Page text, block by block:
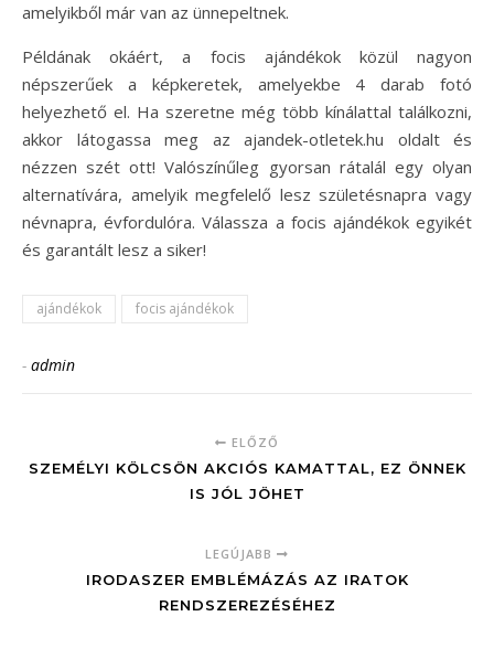
amelyikből már van az ünnepeltnek.
Példának okáért, a focis ajándékok közül nagyon
népszerűek a képkeretek, amelyekbe 4 darab fotó
helyezhető el. Ha szeretne még több kínálattal találkozni,
akkor látogassa meg az ajandek-otletek.hu oldalt és
nézzen szét ott! Valószínűleg gyorsan rátalál egy olyan
alternatívára, amelyik megfelelő lesz születésnapra vagy
névnapra, évfordulóra. Válassza a focis ajándékok egyikét
és garantált lesz a siker!
ajándékok focis ajándékok
- admin
ELŐZŐ
SZEMÉLYI KÖLCSÖN AKCIÓS KAMATTAL, EZ ÖNNEK
IS JÓL JÖHET
LEGÚJABB
IRODASZER EMBLÉMÁZÁS AZ IRATOK
RENDSZEREZÉSÉHEZ